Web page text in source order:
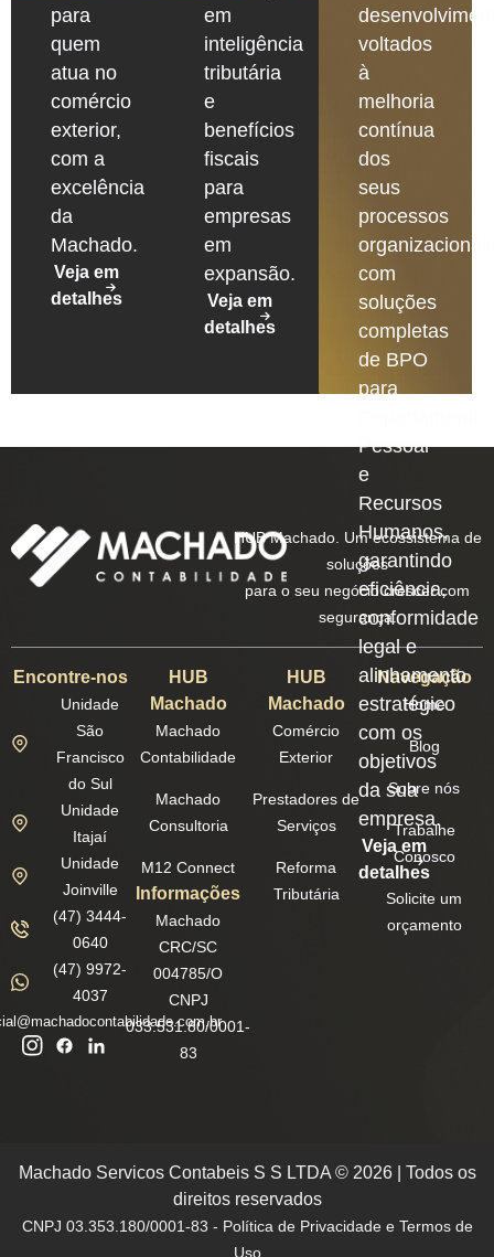
para
quem
atua no
comércio
exterior,
com a
excelência
da
Machado.
Veja em
detalhes
em
inteligência
tributária
e
benefícios
fiscais
para
empresas
em
expansão.
Veja em
detalhes
voltados
à
melhoria
contínua
dos
seus
processos
com
soluções
completas
de BPO
para
Pessoal
e
Recursos
Humanos,
garantindo
eficiência,
conformidade
legal e
alinhamento
estratégico
com os
objetivos
da sua
empresa.
Veja em
detalhes
HUB Machado. Um ecossistema de
soluções
para o seu negócio crescer com
segurança.
Encontre-nos
Unidade
São
Francisco
do Sul
Unidade
Itajaí
Unidade
Joinville
(47) 3444-
0640
(47) 9972-
4037
HUB
Machado
Machado
Contabilidade
Machado
Consultoria
M12 Connect
Informações
Machado
CRC/SC
004785/O
CNPJ
033.531.80/0001-
83
HUB
Machado
Comércio
Exterior
Prestadores de
Serviços
Reforma
Tributária
Navegação
Home
Blog
Sobre nós
Trabalhe
Conosco
Solicite um
orçamento
Machado Servicos Contabeis S S LTDA © 2026 | Todos os
direitos reservados
CNPJ 03.353.180/0001-83 - Política de Privacidade e Termos de
Uso